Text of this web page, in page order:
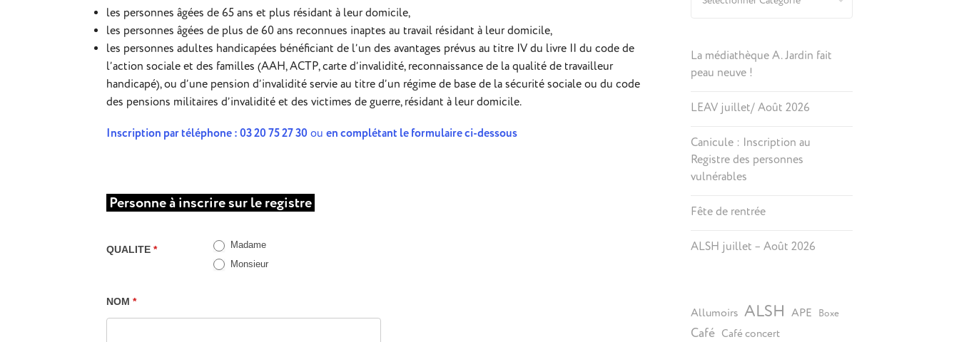
les personnes âgées de 65 ans et plus résidant à leur domicile,
les personnes âgées de plus de 60 ans reconnues inaptes au travail résidant à leur domicile,
les personnes adultes handicapées bénéficiant de l’un des avantages prévus au titre IV du livre II du code de
l’action sociale et des familles (AAH, ACTP, carte d’invalidité, reconnaissance de la qualité de travailleur
handicapé), ou d’une pension d’invalidité servie au titre d’un régime de base de la sécurité sociale ou du code
des pensions militaires d’invalidité et des victimes de guerre, résidant à leur domicile.
Inscription par téléphone :03 20 75 27 30 ouen complétant le formulaire ci-dessous
Inscription
registre
des
Personne à inscrire sur le registre
QUALITE*
Madame
Monsieur
NOM*
La médiathèque A. Jardin fait
peau neuve !
LEAV juillet/ Août 2026
Canicule : Inscription au
Registre des personnes
vulnérables
Fête de rentrée
ALSH juillet – Août 2026
Allumoirs ALSH APE Boxe
Café Café concert